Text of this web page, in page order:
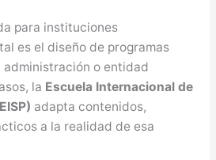
para instituciones
es el diseño de programas
administración o entidad
la Escuela Internacional de
adapta contenidos,
a la realidad de esa